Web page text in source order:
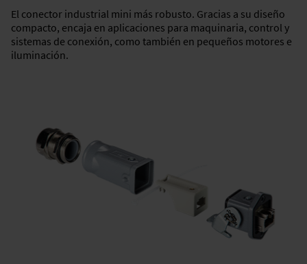
El conector industrial mini más robusto. Gracias a su diseño
compacto, encaja en aplicaciones para maquinaria, control y
sistemas de conexión, como también en pequeños motores e
iluminación.